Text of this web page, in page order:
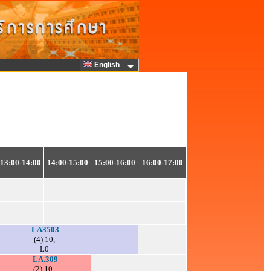
English
13:00-14:00 14:00-15:00 15:00-16:00 16:00-17:00
LA3503
(4) 10,
L0
LA.309
(2) 10,